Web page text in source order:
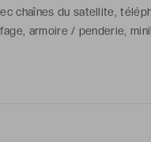
chaînes du satellite,
armoire / penderie,